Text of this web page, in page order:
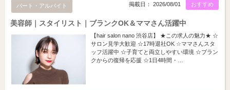
パート・アルバイト おすすめ
掲載日： 2026/08/01
美容師｜スタイリスト｜ブランクOK＆ママさん活躍中
【hair salon nano 渋谷店】 ★この求人の魅力★ ☆
サロン見学大歓迎 ☆17時退社OK ☆ママさんスタ
ッフ活躍中 ☆子育てと両立しやすい環境 ☆ブラン
クからの復帰を応援 ☆1日4時間・…